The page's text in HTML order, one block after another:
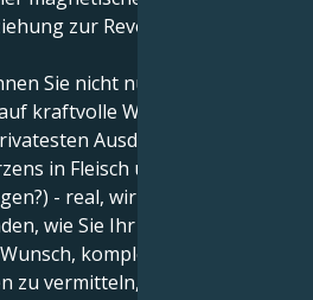
zur Revolution der
Sie nicht nur auftreten,
kraftvolle Weise einsetzen.
Ausdruck deiner
in Fleisch und Blut
- real, wirkungsvoll, neu.
wie Sie Ihr Verlangen nach
komplexe, potenziell
zu vermitteln, in Einklang